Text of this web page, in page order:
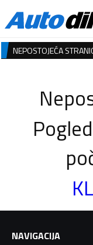
NEPOSTOJEĆA
NAVIGACIJA